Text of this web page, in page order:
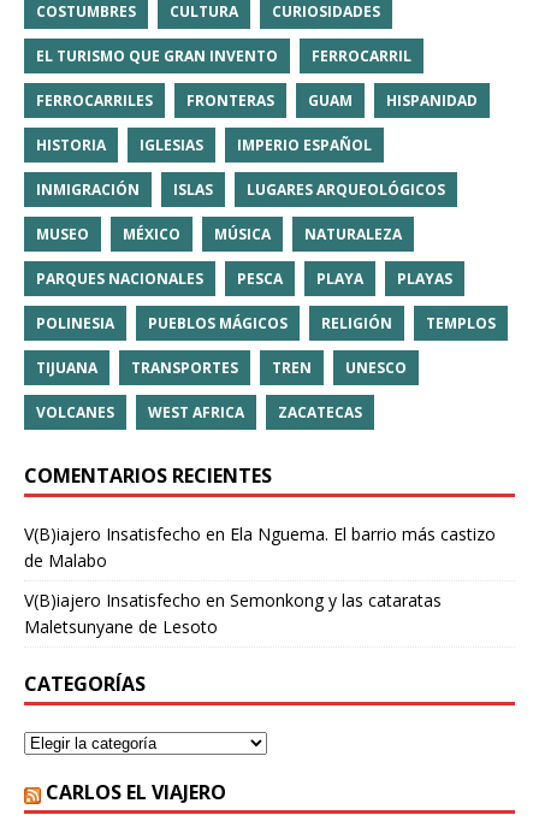
COSTUMBRES CULTURA CURIOSIDADES
EL TURISMO QUE GRAN INVENTO FERROCARRIL
FERROCARRILES FRONTERAS GUAM HISPANIDAD
HISTORIA IGLESIAS IMPERIO ESPAÑOL
INMIGRACIÓN ISLAS LUGARES ARQUEOLÓGICOS
MUSEO MÉXICO MÚSICA NATURALEZA
PARQUES NACIONALES PESCA PLAYA PLAYAS
POLINESIA PUEBLOS MÁGICOS RELIGIÓN TEMPLOS
TIJUANA TRANSPORTES TREN UNESCO
VOLCANES WEST AFRICA ZACATECAS
COMENTARIOS RECIENTES
V(B)iajero Insatisfecho en Ela Nguema. El barrio más castizo
de Malabo
V(B)iajero Insatisfecho en Semonkong y las cataratas
Maletsunyane de Lesoto
CATEGORÍAS
CARLOS EL VIAJERO